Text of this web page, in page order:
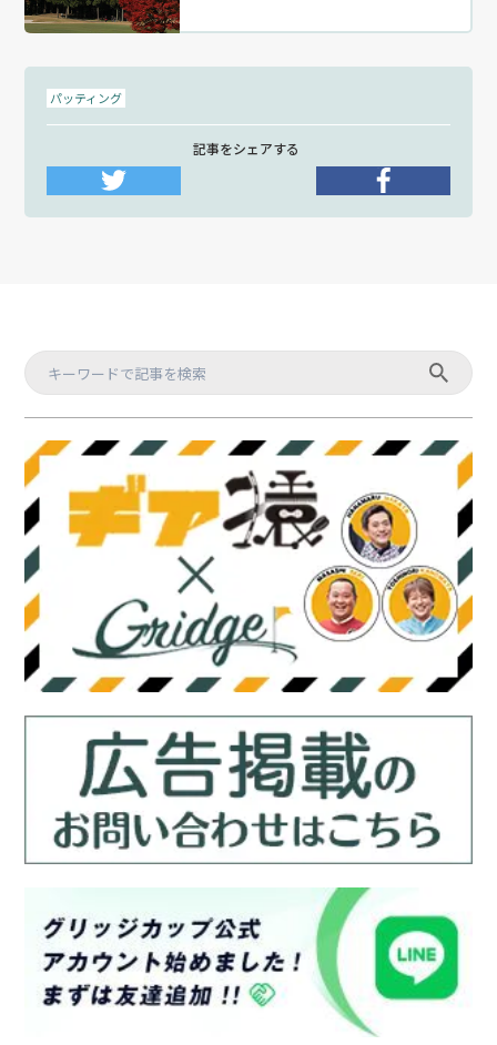
パッティング
記事をシェアする